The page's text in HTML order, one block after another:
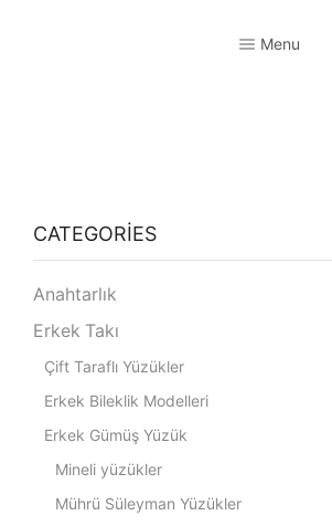
Menu
CATEGORIES
Anahtarlık
Erkek Takı
Çift Taraflı Yüzükler
Erkek Bileklik Modelleri
Erkek Gümüş Yüzük
Mineli yüzükler
Mührü Süleyman Yüzükler